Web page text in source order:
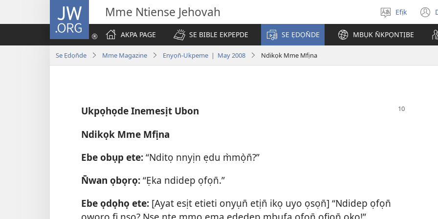
JW.ORG Mme Ntiense Jehovah
Mek
usem
Efịk
AKPA PAGE
SE BIBLE EKPEPDE SE ẸDỌN̄DE MBỤK N̄KPỌNTỊBE
Se Ẹdọn̄de Mme Magazine Enyọn̄-Ukpeme | May 2008 Ndikọk Mme Mfịna
Ukpọhọde Inemesịt Ubon
Ndikọk Mme Mfịna
Ebe obụp ete:“Nditọ nnyịn ẹdu m̀mọ̀n̄?”
N̄wan ọbọrọ:“Ẹka ndidep ọfọn̄.”
Ebe ọdọhọ ete: [Ayat esịt etieti onyụn̄ etịn̄ ikọ uyo ọsọn̄] “Ndidep ọfọn̄